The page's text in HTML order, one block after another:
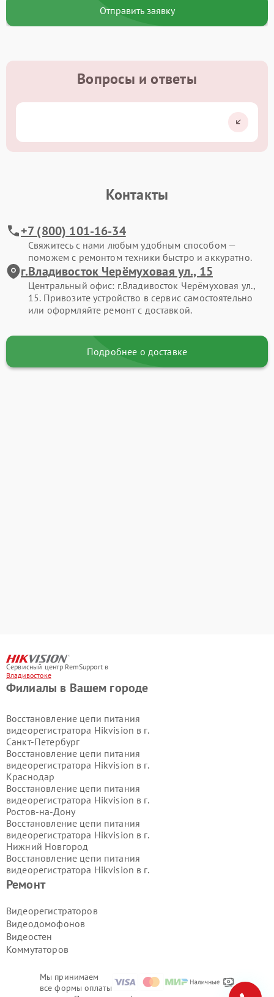
Отправить заявку
Вопросы и ответы
Контакты
+7 (800) 101-16-34
Свяжитесь с нами любым удобным способом —
поможем с ремонтом техники быстро и аккуратно.
г.Владивосток Черёмуховая ул., 15
Центральный офис: г.Владивосток Черёмуховая ул.,
15. Привозите устройство в сервис самостоятельно
или оформляйте ремонт с доставкой.
Подробнее о доставке
Сервисный центр RemSupport в
Владивостоке
Мы принимаем
все формы оплаты
Ремонт
Видеорегистраторов
Видеодомофонов
Видеостен
Коммутаторов
Филиалы в Вашем городе
Восстановление цепи питания
видеорегистратора Hikvision в г.
Санкт-Петербург
Восстановление цепи питания
видеорегистратора Hikvision в г.
Краснодар
Восстановление цепи питания
видеорегистратора Hikvision в г.
Ростов-на-Дону
Восстановление цепи питания
видеорегистратора Hikvision в г.
Нижний Новгород
Восстановление цепи питания
видеорегистратора Hikvision в г.
Новосибирск
видеорегистратора Hikvision в г.
Екатеринбург
Восстановление цепи питания
видеорегистратора Hikvision в г.
Казань
видеорегистратора Hikvision в г.
Воронеж